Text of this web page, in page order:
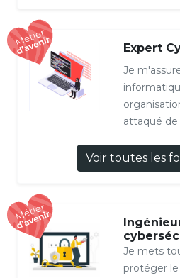
Expert
Je
attaqué
Voir toutes les
Je mets
protéger